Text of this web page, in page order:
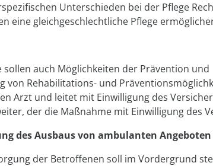
Unterschieden bei der Pflege
eine gleich­geschlechtliche Pflege
sollen auch Möglichkeiten der Prävention
von Rehabilitations- und
Arzt und leitet mit Einwilligung des
der die Maßnahme mit Einwilligung des
des Ausbaus von ambulanten Angeboten
der Betroffenen soll im Vordergrund